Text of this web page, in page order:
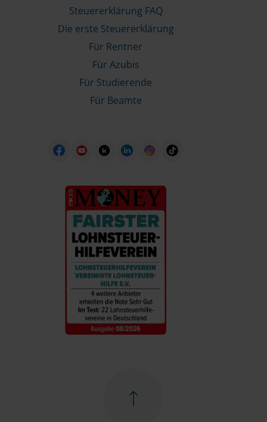
Steuererklärung FAQ
Die erste Steuererklärung
Für Rentner
Für Azubis
Für Studierende
Für Beamte